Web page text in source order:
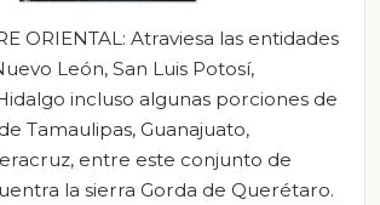
ORIENTAL: Atraviesa las entidades
León, San Luis Potosí,
incluso algunas porciones de
Tamaulipas, Guanajuato,
entre este conjunto de
la sierra Gorda de Querétaro.